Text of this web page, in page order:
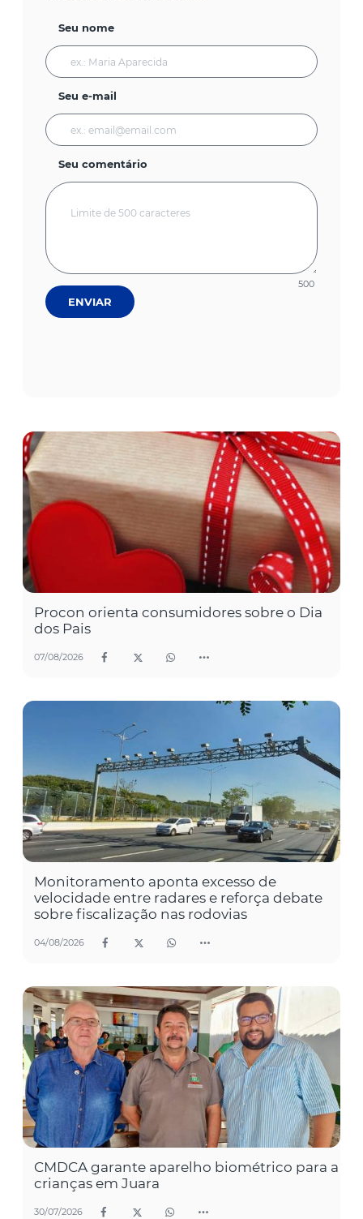
Seu nome
Seu e-mail
Seu comentário
500
ENVIAR
Procon orienta consumidores sobre o Dia
dos Pais
07/08/2026
Monitoramento aponta excesso de
velocidade entre radares e reforça debate
sobre fiscalização nas rodovias
04/08/2026
CMDCA garante aparelho biométrico para a
crianças em Juara
30/07/2026